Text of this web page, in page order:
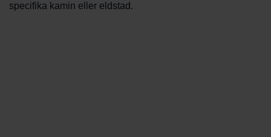
specifika kamin eller eldstad.